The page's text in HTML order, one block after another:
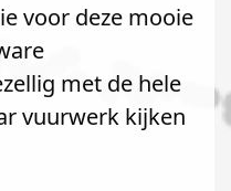
voor deze mooie
met de hele
vuurwerk kijken